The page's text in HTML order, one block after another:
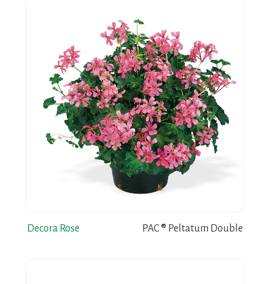
Decora Rose PAC ® Peltatum Double